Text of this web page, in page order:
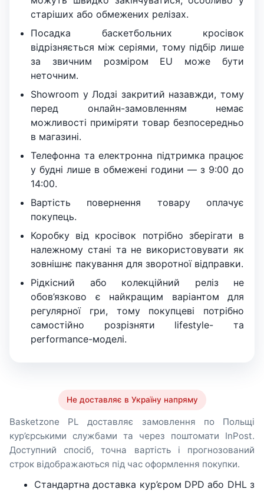
старіших або обмежених релізах.
Посадка баскетбольних кросівок
відрізняється між серіями, тому підбір лише
за звичним розміром EU може бути
неточним.
Showroom у Лодзі закритий назавжди, тому
перед онлайн-замовленням немає
можливості приміряти товар безпосередньо
в магазині.
Телефонна та електронна підтримка працює
у будні лише в обмежені години — з 9:00 до
14:00.
Вартість повернення товару оплачує
покупець.
Коробку від кросівок потрібно зберігати в
належному стані та не використовувати як
зовнішнє пакування для зворотної відправки.
Рідкісний або колекційний реліз не
обов’язково є найкращим варіантом для
регулярної гри, тому покупцеві потрібно
самостійно розрізняти lifestyle- та
performance-моделі.
Не доставляє в Україну напряму
Basketzone PL доставляє замовлення по Польщі
кур’єрськими службами та через поштомати InPost.
Доступний спосіб, точна вартість і прогнозований
строк відображаються під час оформлення покупки.
Стандартна доставка кур’єром DPD або DHL з